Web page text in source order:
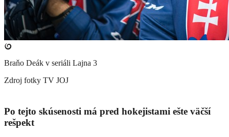
Braňo Deák v seriáli Lajna 3
Zdroj fotky TV JOJ
Po tejto skúsenosti má pred hokejistami ešte väčší
rešpekt